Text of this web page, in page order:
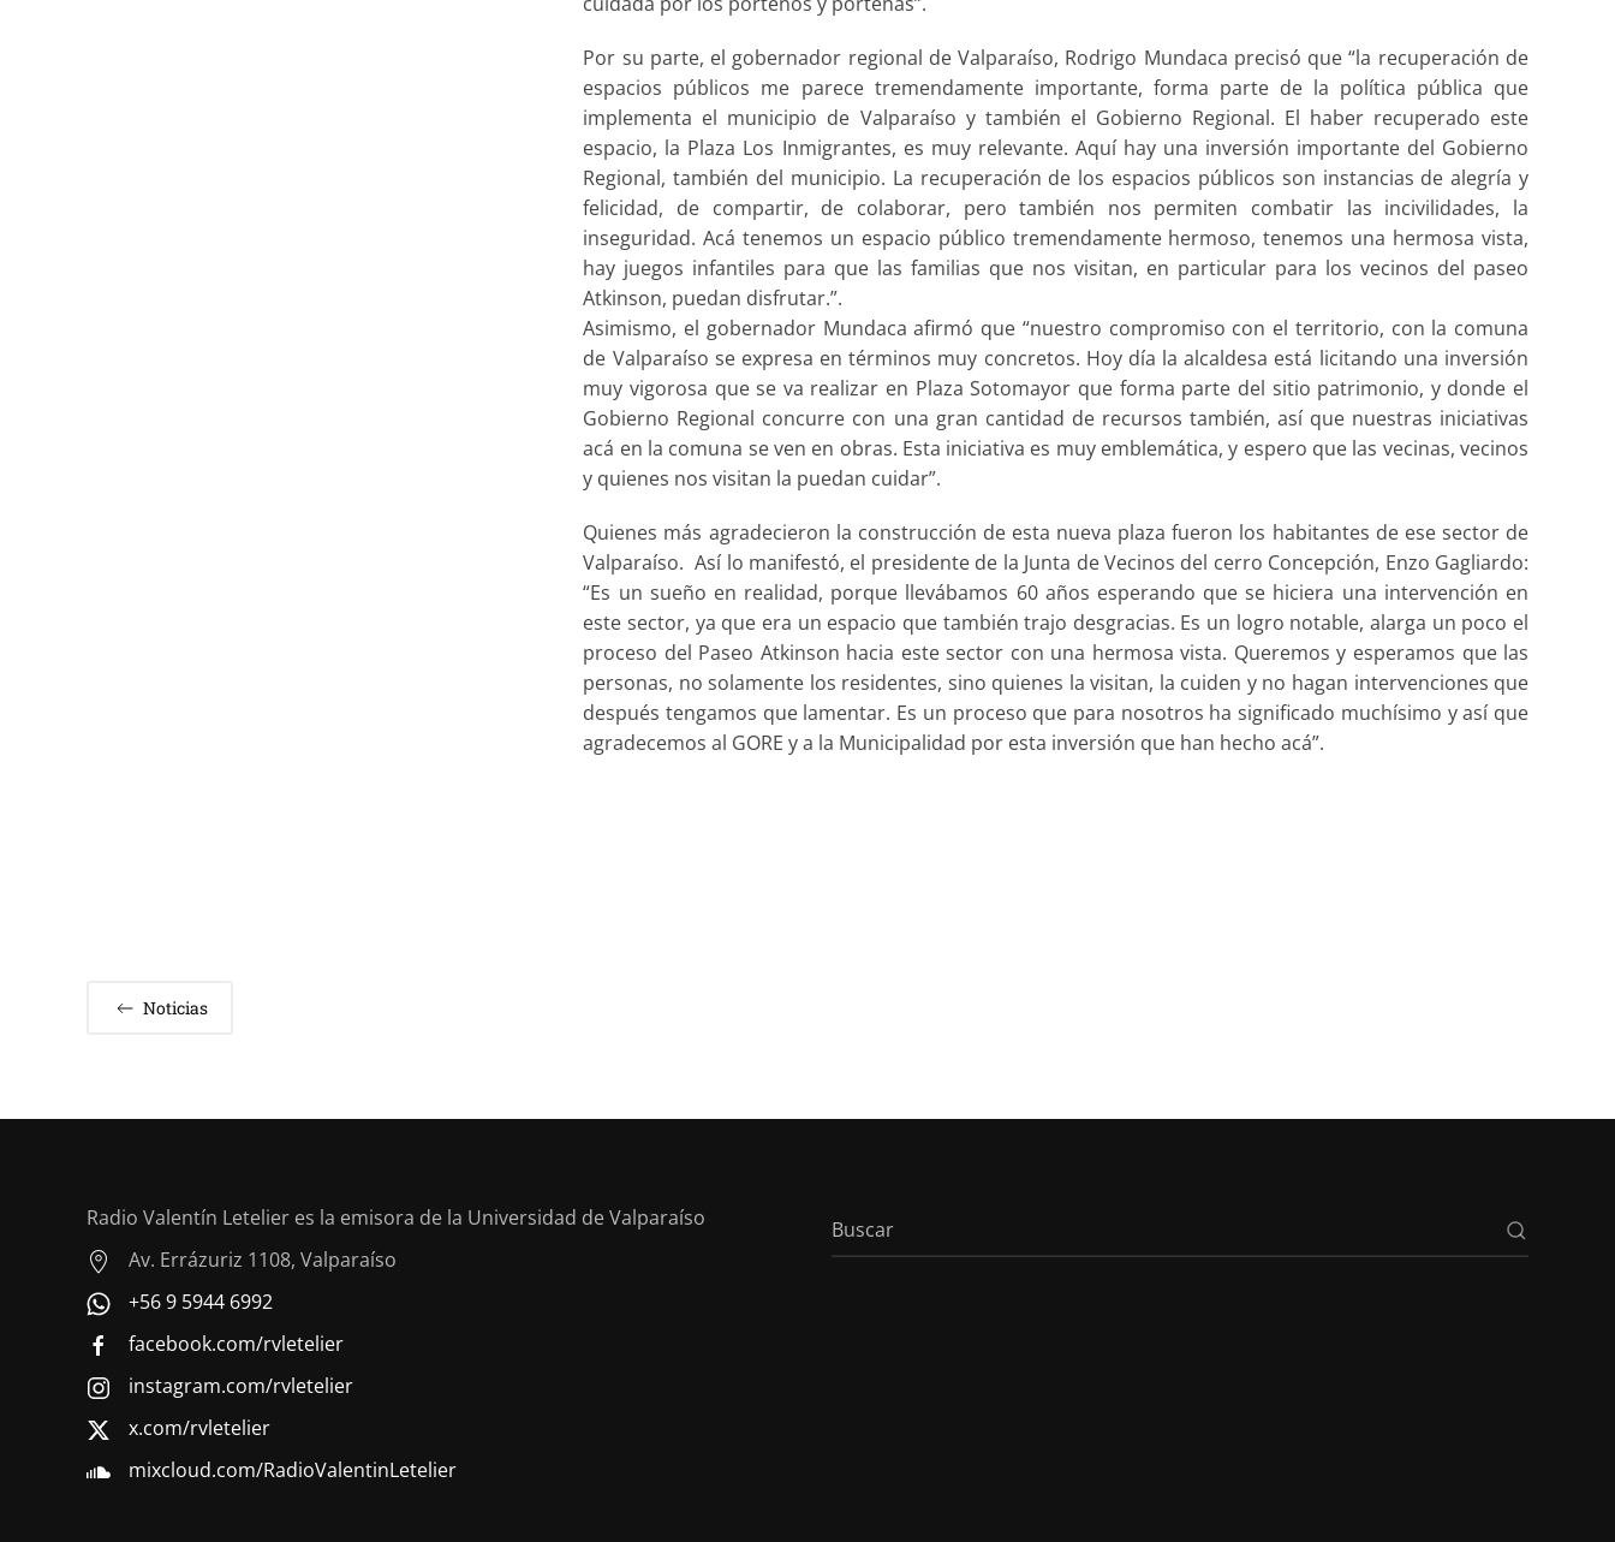
Por su parte, el gobernador regional de Valparaíso, Rodrigo Mundaca precisó que “la recuperación de
espacios públicos me parece tremendamente importante, forma parte de la política pública que
implementa el municipio de Valparaíso y también el Gobierno Regional. El haber recuperado este
espacio, la Plaza Los Inmigrantes, es muy relevante. Aquí hay una inversión importante del Gobierno
Regional, también del municipio. La recuperación de los espacios públicos son instancias de alegría y
felicidad, de compartir, de colaborar, pero también nos permiten combatir las incivilidades, la
inseguridad. Acá tenemos un espacio público tremendamente hermoso, tenemos una hermosa vista,
hay juegos infantiles para que las familias que nos visitan, en particular para los vecinos del paseo
Atkinson, puedan disfrutar.”.
Asimismo, el gobernador Mundaca afirmó que “nuestro compromiso con el territorio, con la comuna
de Valparaíso se expresa en términos muy concretos. Hoy día la alcaldesa está licitando una inversión
muy vigorosa que se va realizar en Plaza Sotomayor que forma parte del sitio patrimonio, y donde el
Gobierno Regional concurre con una gran cantidad de recursos también, así que nuestras iniciativas
acá en la comuna se ven en obras. Esta iniciativa es muy emblemática, y espero que las vecinas, vecinos
y quienes nos visitan la puedan cuidar”.
Quienes más agradecieron la construcción de esta nueva plaza fueron los habitantes de ese sector de
Valparaíso. Así lo manifestó, el presidente de la Junta de Vecinos del cerro Concepción, Enzo Gagliardo:
“Es un sueño en realidad, porque llevábamos 60 años esperando que se hiciera una intervención en
este sector, ya que era un espacio que también trajo desgracias. Es un logro notable, alarga un poco el
proceso del Paseo Atkinson hacia este sector con una hermosa vista. Queremos y esperamos que las
personas, no solamente los residentes, sino quienes la visitan, la cuiden y no hagan intervenciones que
después tengamos que lamentar. Es un proceso que para nosotros ha significado muchísimo y así que
agradecemos al GORE y a la Municipalidad por esta inversión que han hecho acá”.
Noticias
Radio Valentín Letelier es la emisora de la Universidad de Valparaíso
Av. Errázuriz 1108, Valparaíso
+56 9 5944 6992
facebook.com/rvletelier
instagram.com/rvletelier
x.com/rvletelier
mixcloud.com/RadioValentinLetelier